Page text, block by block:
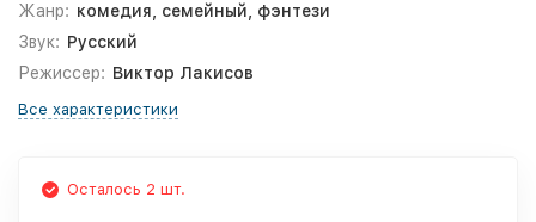
Жанр: комедия, семейный, фэнтези
Звук: Русский
Режиссер: Виктор Лакисов
Все характеристики
Осталось 2 шт.